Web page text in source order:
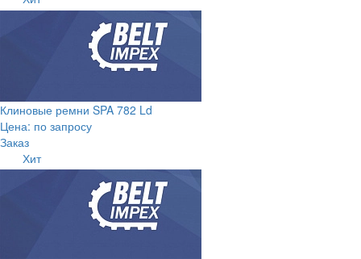
Клиновые ремни SPA 782 Ld
Цена: по запросу
Заказ
Хит